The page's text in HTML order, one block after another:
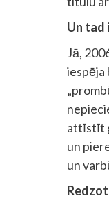
Un tad
Jā,
iespēja
attīstīt
un
un